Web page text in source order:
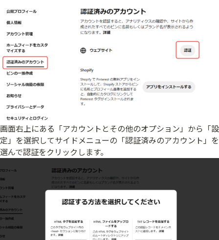
画面右上にある「アカウントとその他のオプション」から「設
定」を選択してサイドメニューの「認証済みのアカウント」を
選んで認証をクリックします。